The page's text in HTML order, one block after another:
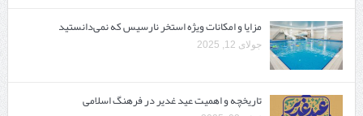
مزایا و امکانات ویژه استخر نارسیس که نمی‌دانستید
جولای 12, 2025
تاریخچه و اهمیت عید غدیر در فرهنگ اسلامی